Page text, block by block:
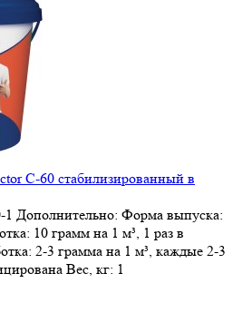
C-60 стабилизированный в
1 Дополнительно: Форма выпуска:
10 грамм на 1 м³, 1 раз в
2-3 грамма на 1 м³, каждые 2-3
Вес, кг: 1